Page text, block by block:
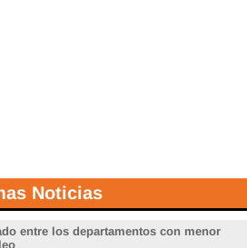
Noticias
entre los departamentos con menor